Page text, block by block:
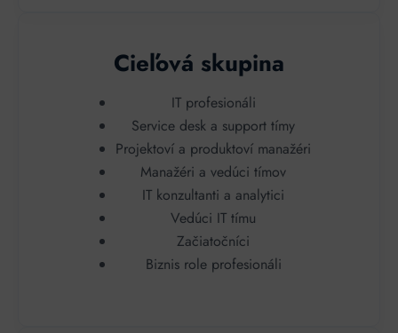
Cieľová skupina
IT profesionáli
Service desk a support tímy
Projektoví a produktoví manažéri
Manažéri a vedúci tímov
IT konzultanti a analytici
Vedúci IT tímu
Začiatočníci
Biznis role profesionáli